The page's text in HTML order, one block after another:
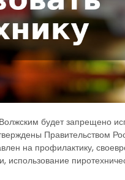
будет запрещено
Правительством
на профилактику,
использование